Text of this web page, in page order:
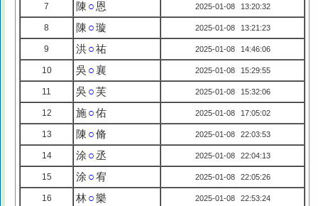
7 陳 ○ 恩 2025-01-08 13:20:32
8 陳 ○璇 2025-01-08 13:21:23
9 洪○祐 2025-01-08 14:46:06
10 吳 ○ 襄 2025-01-08 15:29:55
11 吳 ○芙 2025-01-08 15:32:06
12 施○佑 2025-01-08 17:05:02
13 陳 ○脩 2025-01-08 22:03:53
14 涂 ○丞 2025-01-08 22:04:13
15 涂 ○宥 2025-01-08 22:05:26
16 林○樂 2025-01-08 22:53:24